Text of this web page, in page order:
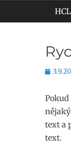
text a
text.